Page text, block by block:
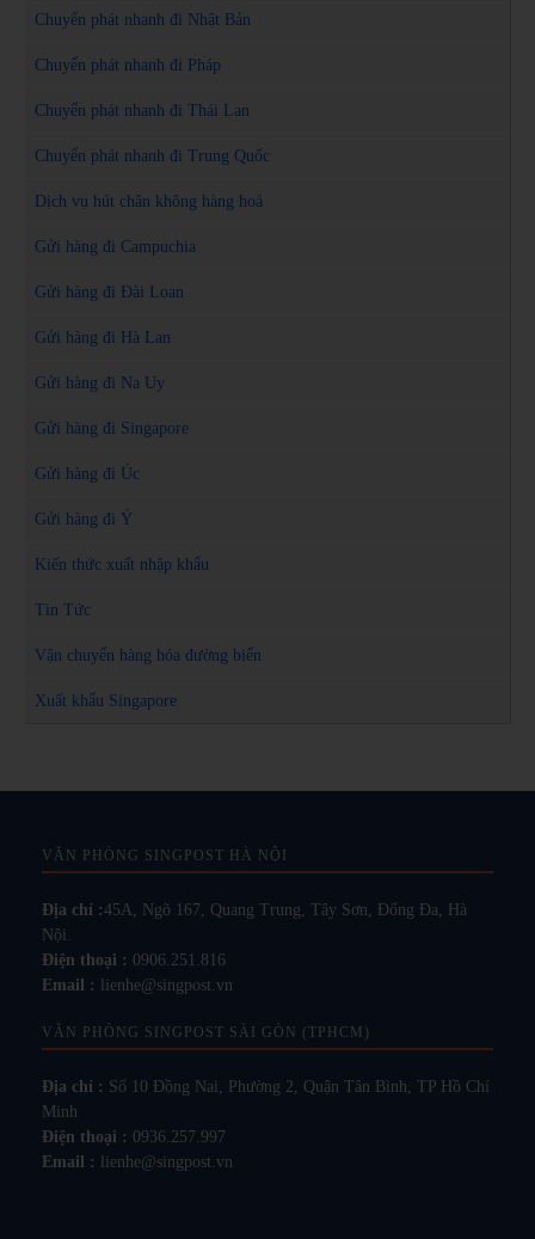
Chuyển phát nhanh đi Nhật Bản
Chuyển phát nhanh đi Pháp
Chuyển phát nhanh đi Thái Lan
Chuyển phát nhanh đi Trung Quốc
Dịch vụ hút chân không hàng hoá
Gửi hàng đi Campuchia
Gửi hàng đi Đài Loan
Gửi hàng đi Hà Lan
Gửi hàng đi Na Uy
Gửi hàng đi Singapore
Gửi hàng đi Úc
Gửi hàng đi Ý
Kiến thức xuất nhập khẩu
Tin Tức
Vận chuyển hàng hóa đường biển
Xuất khẩu Singapore
VĂN PHÒNG SINGPOST HÀ NỘI
Địa chỉ :45A, Ngõ 167, Quang Trung, Tây Sơn, Đống Đa, Hà
Nội.
Điện thoại : 0906.251.816
Email :
lienhe@singpost.vn
VĂN PHÒNG SINGPOST SÀI GÒN (TPHCM)
Địa chỉ : Số 10 Đồng Nai, Phường 2, Quận Tân Bình, TP Hồ Chí
Minh
Điện thoại : 0936.257.997
Email :
lienhe@singpost.vn